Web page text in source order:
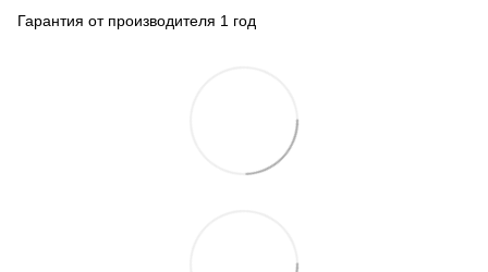
Гарантия от производителя 1 год